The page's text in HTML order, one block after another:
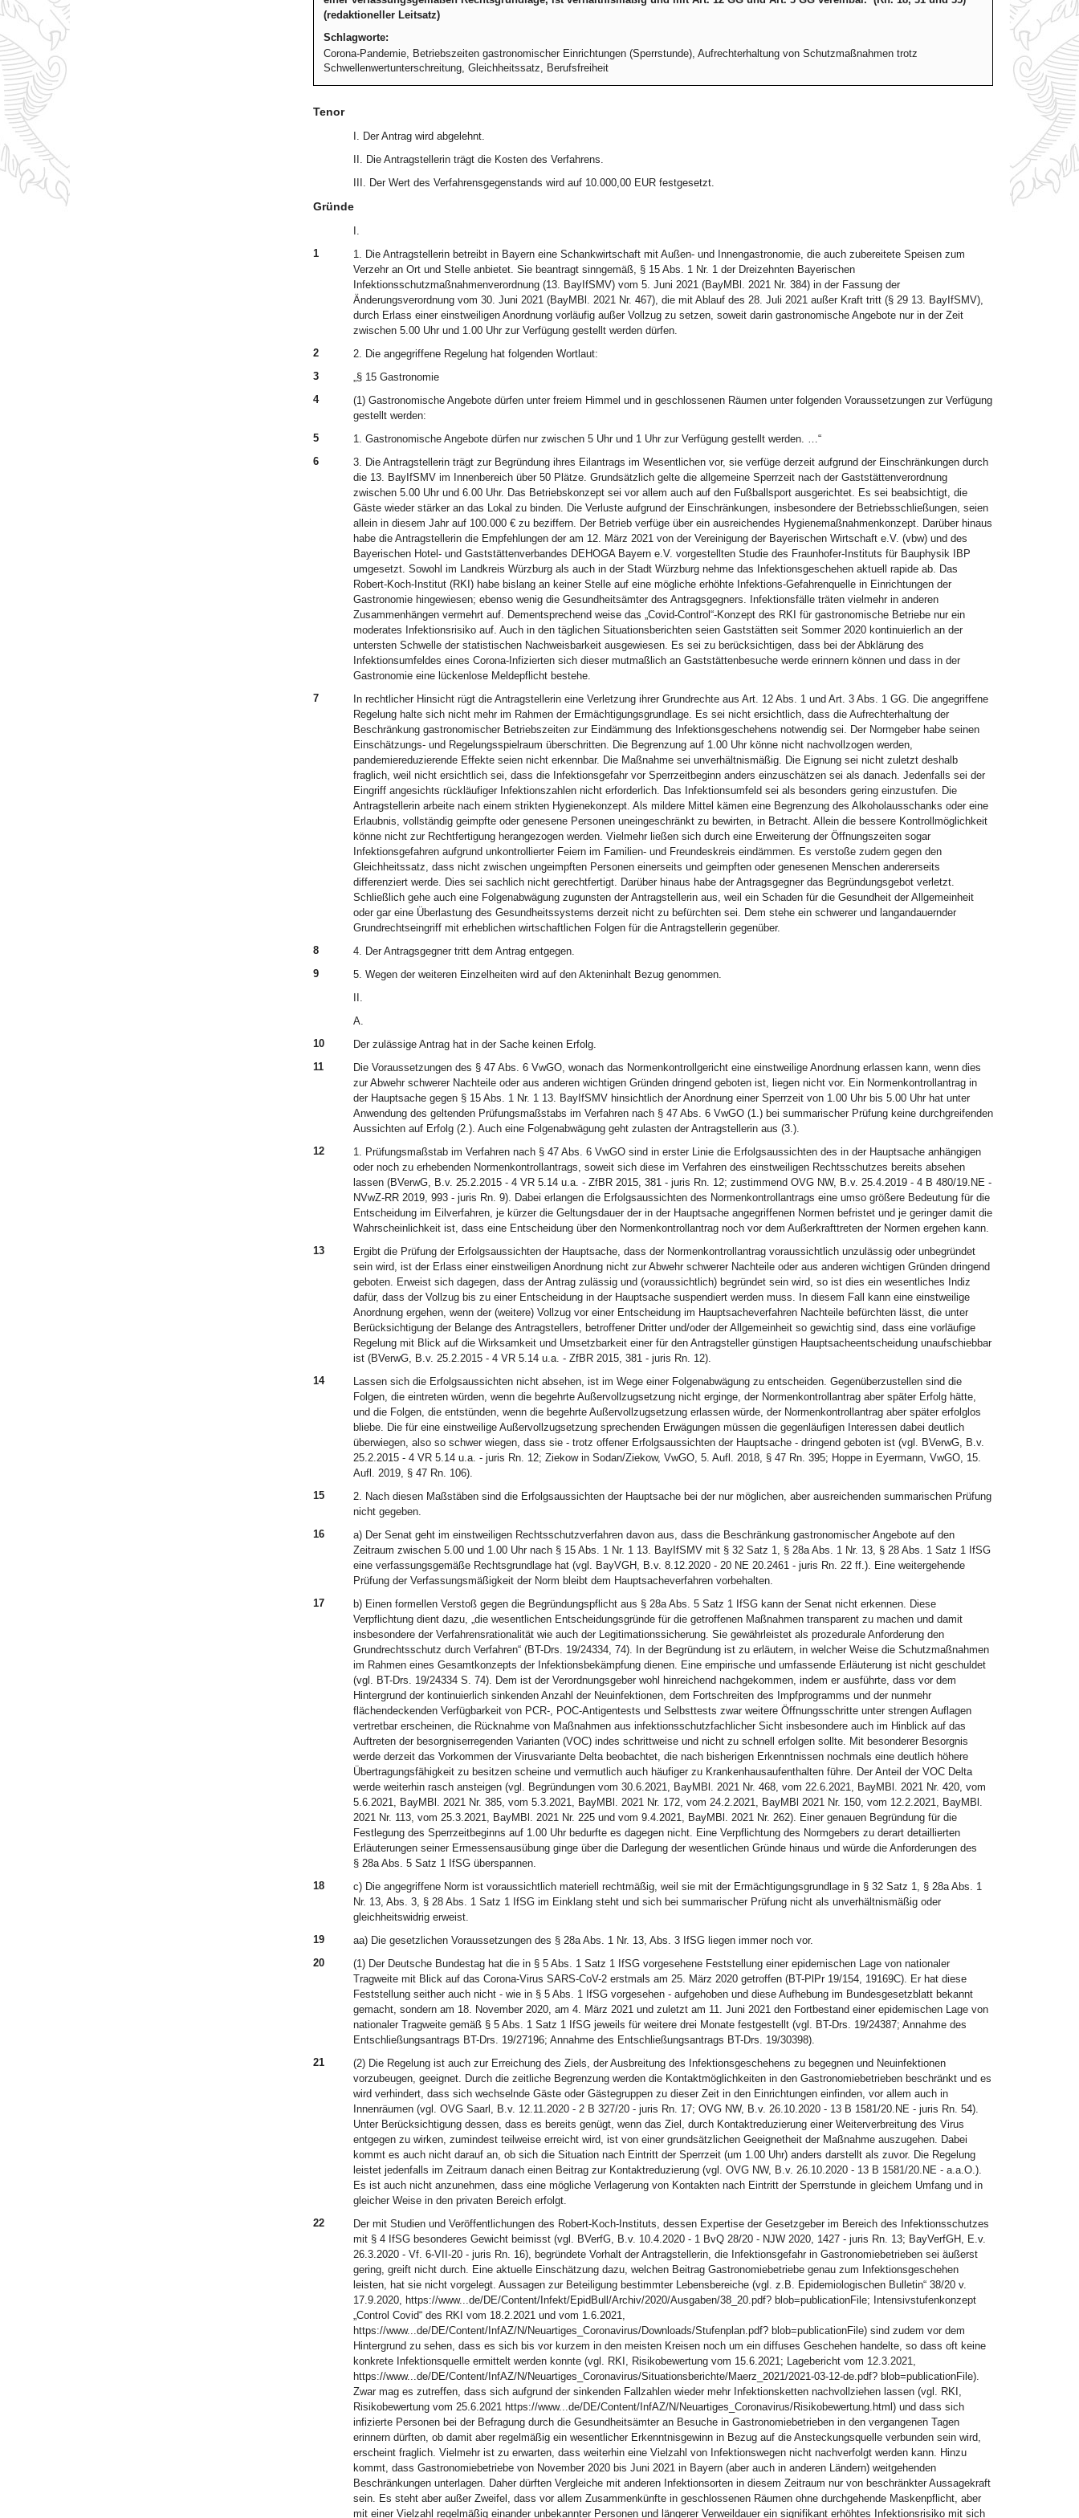
(redaktioneller Leitsatz)
Schlagworte:
Corona-Pandemie, Betriebszeiten gastronomischer Einrichtungen (Sperrstunde), Aufrechterhaltung von Schutzmaßnahmen trotz
Schwellenwertunterschreitung, Gleichheitssatz, Berufsfreiheit
Tenor
I. Der Antrag wird abgelehnt.
II. Die Antragstellerin trägt die Kosten des Verfahrens.
III. Der Wert des Verfahrensgegenstands wird auf 10.000,00 EUR festgesetzt.
Gründe
I.
1
1. Die Antragstellerin betreibt in Bayern eine Schankwirtschaft mit Außen- und Innengastronomie, die auch zubereitete Speisen zum
Verzehr an Ort und Stelle anbietet. Sie beantragt sinngemäß, § 15 Abs. 1 Nr. 1 der Dreizehnten Bayerischen
Infektionsschutzmaßnahmenverordnung (13. BayIfSMV) vom 5. Juni 2021 (BayMBl. 2021 Nr. 384) in der Fassung der
Änderungsverordnung vom 30. Juni 2021 (BayMBl. 2021 Nr. 467), die mit Ablauf des 28. Juli 2021 außer Kraft tritt (§ 29 13. BayIfSMV),
durch Erlass einer einstweiligen Anordnung vorläufig außer Vollzug zu setzen, soweit darin gastronomische Angebote nur in der Zeit
zwischen 5.00 Uhr und 1.00 Uhr zur Verfügung gestellt werden dürfen.
2
2. Die angegriffene Regelung hat folgenden Wortlaut:
3
„§ 15 Gastronomie
4
(1) Gastronomische Angebote dürfen unter freiem Himmel und in geschlossenen Räumen unter folgenden Voraussetzungen zur Verfügung
gestellt werden:
5
1. Gastronomische Angebote dürfen nur zwischen 5 Uhr und 1 Uhr zur Verfügung gestellt werden. …“
6
3. Die Antragstellerin trägt zur Begründung ihres Eilantrags im Wesentlichen vor, sie verfüge derzeit aufgrund der Einschränkungen durch
die 13. BayIfSMV im Innenbereich über 50 Plätze. Grundsätzlich gelte die allgemeine Sperrzeit nach der Gaststättenverordnung
zwischen 5.00 Uhr und 6.00 Uhr. Das Betriebskonzept sei vor allem auch auf den Fußballsport ausgerichtet. Es sei beabsichtigt, die
Gäste wieder stärker an das Lokal zu binden. Die Verluste aufgrund der Einschränkungen, insbesondere der Betriebsschließungen, seien
allein in diesem Jahr auf 100.000 € zu beziffern. Der Betrieb verfüge über ein ausreichendes Hygienemaßnahmenkonzept. Darüber hinaus
habe die Antragstellerin die Empfehlungen der am 12. März 2021 von der Vereinigung der Bayerischen Wirtschaft e.V. (vbw) und des
Bayerischen Hotel- und Gaststättenverbandes DEHOGA Bayern e.V. vorgestellten Studie des Fraunhofer-Instituts für Bauphysik IBP
umgesetzt. Sowohl im Landkreis Würzburg als auch in der Stadt Würzburg nehme das Infektionsgeschehen aktuell rapide ab. Das
Robert-Koch-Institut (RKI) habe bislang an keiner Stelle auf eine mögliche erhöhte Infektions-Gefahrenquelle in Einrichtungen der
Gastronomie hingewiesen; ebenso wenig die Gesundheitsämter des Antragsgegners. Infektionsfälle träten vielmehr in anderen
Zusammenhängen vermehrt auf. Dementsprechend weise das „Covid-Control“-Konzept des RKI für gastronomische Betriebe nur ein
moderates Infektionsrisiko auf. Auch in den täglichen Situationsberichten seien Gaststätten seit Sommer 2020 kontinuierlich an der
untersten Schwelle der statistischen Nachweisbarkeit ausgewiesen. Es sei zu berücksichtigen, dass bei der Abklärung des
Infektionsumfeldes eines Corona-Infizierten sich dieser mutmaßlich an Gaststättenbesuche werde erinnern können und dass in der
Gastronomie eine lückenlose Meldepflicht bestehe.
7
In rechtlicher Hinsicht rügt die Antragstellerin eine Verletzung ihrer Grundrechte aus Art. 12 Abs. 1 und Art. 3 Abs. 1 GG. Die angegriffene
Regelung halte sich nicht mehr im Rahmen der Ermächtigungsgrundlage. Es sei nicht ersichtlich, dass die Aufrechterhaltung der
Beschränkung gastronomischer Betriebszeiten zur Eindämmung des Infektionsgeschehens notwendig sei. Der Normgeber habe seinen
Einschätzungs- und Regelungsspielraum überschritten. Die Begrenzung auf 1.00 Uhr könne nicht nachvollzogen werden,
pandemiereduzierende Effekte seien nicht erkennbar. Die Maßnahme sei unverhältnismäßig. Die Eignung sei nicht zuletzt deshalb
fraglich, weil nicht ersichtlich sei, dass die Infektionsgefahr vor Sperrzeitbeginn anders einzuschätzen sei als danach. Jedenfalls sei der
Eingriff angesichts rückläufiger Infektionszahlen nicht erforderlich. Das Infektionsumfeld sei als besonders gering einzustufen. Die
Antragstellerin arbeite nach einem strikten Hygienekonzept. Als mildere Mittel kämen eine Begrenzung des Alkoholausschanks oder eine
Erlaubnis, vollständig geimpfte oder genesene Personen uneingeschränkt zu bewirten, in Betracht. Allein die bessere Kontrollmöglichkeit
könne nicht zur Rechtfertigung herangezogen werden. Vielmehr ließen sich durch eine Erweiterung der Öffnungszeiten sogar
Infektionsgefahren aufgrund unkontrollierter Feiern im Familien- und Freundeskreis eindämmen. Es verstoße zudem gegen den
Gleichheitssatz, dass nicht zwischen ungeimpften Personen einerseits und geimpften oder genesenen Menschen andererseits
differenziert werde. Dies sei sachlich nicht gerechtfertigt. Darüber hinaus habe der Antragsgegner das Begründungsgebot verletzt.
Schließlich gehe auch eine Folgenabwägung zugunsten der Antragstellerin aus, weil ein Schaden für die Gesundheit der Allgemeinheit
oder gar eine Überlastung des Gesundheitssystems derzeit nicht zu befürchten sei. Dem stehe ein schwerer und langandauernder
Grundrechtseingriff mit erheblichen wirtschaftlichen Folgen für die Antragstellerin gegenüber.
8
4. Der Antragsgegner tritt dem Antrag entgegen.
9
5. Wegen der weiteren Einzelheiten wird auf den Akteninhalt Bezug genommen.
II.
A.
10
Der zulässige Antrag hat in der Sache keinen Erfolg.
11
Die Voraussetzungen des § 47 Abs. 6 VwGO, wonach das Normenkontrollgericht eine einstweilige Anordnung erlassen kann, wenn dies
zur Abwehr schwerer Nachteile oder aus anderen wichtigen Gründen dringend geboten ist, liegen nicht vor. Ein Normenkontrollantrag in
der Hauptsache gegen § 15 Abs. 1 Nr. 1 13. BayIfSMV hinsichtlich der Anordnung einer Sperrzeit von 1.00 Uhr bis 5.00 Uhr hat unter
Anwendung des geltenden Prüfungsmaßstabs im Verfahren nach § 47 Abs. 6 VwGO (1.) bei summarischer Prüfung keine durchgreifenden
Aussichten auf Erfolg (2.). Auch eine Folgenabwägung geht zulasten der Antragstellerin aus (3.).
12
1. Prüfungsmaßstab im Verfahren nach § 47 Abs. 6 VwGO sind in erster Linie die Erfolgsaussichten des in der Hauptsache anhängigen
oder noch zu erhebenden Normenkontrollantrags, soweit sich diese im Verfahren des einstweiligen Rechtsschutzes bereits absehen
lassen (BVerwG, B.v. 25.2.2015 - 4 VR 5.14 u.a. - ZfBR 2015, 381 - juris Rn. 12; zustimmend OVG NW, B.v. 25.4.2019 - 4 B 480/19.NE -
NVwZ-RR 2019, 993 - juris Rn. 9). Dabei erlangen die Erfolgsaussichten des Normenkontrollantrags eine umso größere Bedeutung für die
Entscheidung im Eilverfahren, je kürzer die Geltungsdauer der in der Hauptsache angegriffenen Normen befristet und je geringer damit die
Wahrscheinlichkeit ist, dass eine Entscheidung über den Normenkontrollantrag noch vor dem Außerkrafttreten der Normen ergehen kann.
13
Ergibt die Prüfung der Erfolgsaussichten der Hauptsache, dass der Normenkontrollantrag voraussichtlich unzulässig oder unbegründet
sein wird, ist der Erlass einer einstweiligen Anordnung nicht zur Abwehr schwerer Nachteile oder aus anderen wichtigen Gründen dringend
geboten. Erweist sich dagegen, dass der Antrag zulässig und (voraussichtlich) begründet sein wird, so ist dies ein wesentliches Indiz
dafür, dass der Vollzug bis zu einer Entscheidung in der Hauptsache suspendiert werden muss. In diesem Fall kann eine einstweilige
Anordnung ergehen, wenn der (weitere) Vollzug vor einer Entscheidung im Hauptsacheverfahren Nachteile befürchten lässt, die unter
Berücksichtigung der Belange des Antragstellers, betroffener Dritter und/oder der Allgemeinheit so gewichtig sind, dass eine vorläufige
Regelung mit Blick auf die Wirksamkeit und Umsetzbarkeit einer für den Antragsteller günstigen Hauptsacheentscheidung unaufschiebbar
ist (BVerwG, B.v. 25.2.2015 - 4 VR 5.14 u.a. - ZfBR 2015, 381 - juris Rn. 12).
14
Lassen sich die Erfolgsaussichten nicht absehen, ist im Wege einer Folgenabwägung zu entscheiden. Gegenüberzustellen sind die
Folgen, die eintreten würden, wenn die begehrte Außervollzugsetzung nicht erginge, der Normenkontrollantrag aber später Erfolg hätte,
und die Folgen, die entstünden, wenn die begehrte Außervollzugsetzung erlassen würde, der Normenkontrollantrag aber später erfolglos
bliebe. Die für eine einstweilige Außervollzugsetzung sprechenden Erwägungen müssen die gegenläufigen Interessen dabei deutlich
überwiegen, also so schwer wiegen, dass sie - trotz offener Erfolgsaussichten der Hauptsache - dringend geboten ist (vgl. BVerwG, B.v.
25.2.2015 - 4 VR 5.14 u.a. - juris Rn. 12; Ziekow in Sodan/Ziekow, VwGO, 5. Aufl. 2018, § 47 Rn. 395; Hoppe in Eyermann, VwGO, 15.
Aufl. 2019, § 47 Rn. 106).
15
2. Nach diesen Maßstäben sind die Erfolgsaussichten der Hauptsache bei der nur möglichen, aber ausreichenden summarischen Prüfung
nicht gegeben.
16
a) Der Senat geht im einstweiligen Rechtsschutzverfahren davon aus, dass die Beschränkung gastronomischer Angebote auf den
Zeitraum zwischen 5.00 und 1.00 Uhr nach § 15 Abs. 1 Nr. 1 13. BayIfSMV mit § 32 Satz 1, § 28a Abs. 1 Nr. 13, § 28 Abs. 1 Satz 1 IfSG
eine verfassungsgemäße Rechtsgrundlage hat (vgl. BayVGH, B.v. 8.12.2020 - 20 NE 20.2461 - juris Rn. 22 ff.). Eine weitergehende
Prüfung der Verfassungsmäßigkeit der Norm bleibt dem Hauptsacheverfahren vorbehalten.
17
b) Einen formellen Verstoß gegen die Begründungspflicht aus § 28a Abs. 5 Satz 1 IfSG kann der Senat nicht erkennen. Diese
Verpflichtung dient dazu, „die wesentlichen Entscheidungsgründe für die getroffenen Maßnahmen transparent zu machen und damit
insbesondere der Verfahrensrationalität wie auch der Legitimationssicherung. Sie gewährleistet als prozedurale Anforderung den
Grundrechtsschutz durch Verfahren“ (BT-Drs. 19/24334, 74). In der Begründung ist zu erläutern, in welcher Weise die Schutzmaßnahmen
im Rahmen eines Gesamtkonzepts der Infektionsbekämpfung dienen. Eine empirische und umfassende Erläuterung ist nicht geschuldet
(vgl. BT-Drs. 19/24334 S. 74). Dem ist der Verordnungsgeber wohl hinreichend nachgekommen, indem er ausführte, dass vor dem
Hintergrund der kontinuierlich sinkenden Anzahl der Neuinfektionen, dem Fortschreiten des Impfprogramms und der nunmehr
flächendeckenden Verfügbarkeit von PCR-, POC-Antigentests und Selbsttests zwar weitere Öffnungsschritte unter strengen Auflagen
vertretbar erscheinen, die Rücknahme von Maßnahmen aus infektionsschutzfachlicher Sicht insbesondere auch im Hinblick auf das
Auftreten der besorgniserregenden Varianten (VOC) indes schrittweise und nicht zu schnell erfolgen sollte. Mit besonderer Besorgnis
werde derzeit das Vorkommen der Virusvariante Delta beobachtet, die nach bisherigen Erkenntnissen nochmals eine deutlich höhere
Übertragungsfähigkeit zu besitzen scheine und vermutlich auch häufiger zu Krankenhausaufenthalten führe. Der Anteil der VOC Delta
werde weiterhin rasch ansteigen (vgl. Begründungen vom 30.6.2021, BayMBl. 2021 Nr. 468, vom 22.6.2021, BayMBl. 2021 Nr. 420, vom
5.6.2021, BayMBl. 2021 Nr. 385, vom 5.3.2021, BayMBl. 2021 Nr. 172, vom 24.2.2021, BayMBl 2021 Nr. 150, vom 12.2.2021, BayMBl.
2021 Nr. 113, vom 25.3.2021, BayMBl. 2021 Nr. 225 und vom 9.4.2021, BayMBl. 2021 Nr. 262). Einer genauen Begründung für die
Festlegung des Sperrzeitbeginns auf 1.00 Uhr bedurfte es dagegen nicht. Eine Verpflichtung des Normgebers zu derart detaillierten
Erläuterungen seiner Ermessensausübung ginge über die Darlegung der wesentlichen Gründe hinaus und würde die Anforderungen des
§ 28a Abs. 5 Satz 1 IfSG überspannen.
18
c) Die angegriffene Norm ist voraussichtlich materiell rechtmäßig, weil sie mit der Ermächtigungsgrundlage in § 32 Satz 1, § 28a Abs. 1
Nr. 13, Abs. 3, § 28 Abs. 1 Satz 1 IfSG im Einklang steht und sich bei summarischer Prüfung nicht als unverhältnismäßig oder
gleichheitswidrig erweist.
19
aa) Die gesetzlichen Voraussetzungen des § 28a Abs. 1 Nr. 13, Abs. 3 IfSG liegen immer noch vor.
20
(1) Der Deutsche Bundestag hat die in § 5 Abs. 1 Satz 1 IfSG vorgesehene Feststellung einer epidemischen Lage von nationaler
Tragweite mit Blick auf das Corona-Virus SARS-CoV-2 erstmals am 25. März 2020 getroffen (BT-PlPr 19/154, 19169C). Er hat diese
Feststellung seither auch nicht - wie in § 5 Abs. 1 IfSG vorgesehen - aufgehoben und diese Aufhebung im Bundesgesetzblatt bekannt
gemacht, sondern am 18. November 2020, am 4. März 2021 und zuletzt am 11. Juni 2021 den Fortbestand einer epidemischen Lage von
nationaler Tragweite gemäß § 5 Abs. 1 Satz 1 IfSG jeweils für weitere drei Monate festgestellt (vgl. BT-Drs. 19/24387; Annahme des
Entschließungsantrags BT-Drs. 19/27196; Annahme des Entschließungsantrags BT-Drs. 19/30398).
21
(2) Die Regelung ist auch zur Erreichung des Ziels, der Ausbreitung des Infektionsgeschehens zu begegnen und Neuinfektionen
vorzubeugen, geeignet. Durch die zeitliche Begrenzung werden die Kontaktmöglichkeiten in den Gastronomiebetrieben beschränkt und es
wird verhindert, dass sich wechselnde Gäste oder Gästegruppen zu dieser Zeit in den Einrichtungen einfinden, vor allem auch in
Innenräumen (vgl. OVG Saarl, B.v. 12.11.2020 - 2 B 327/20 - juris Rn. 17; OVG NW, B.v. 26.10.2020 - 13 B 1581/20.NE - juris Rn. 54).
Unter Berücksichtigung dessen, dass es bereits genügt, wenn das Ziel, durch Kontaktreduzierung einer Weiterverbreitung des Virus
entgegen zu wirken, zumindest teilweise erreicht wird, ist von einer grundsätzlichen Geeignetheit der Maßnahme auszugehen. Dabei
kommt es auch nicht darauf an, ob sich die Situation nach Eintritt der Sperrzeit (um 1.00 Uhr) anders darstellt als zuvor. Die Regelung
leistet jedenfalls im Zeitraum danach einen Beitrag zur Kontaktreduzierung (vgl. OVG NW, B.v. 26.10.2020 - 13 B 1581/20.NE - a.a.O.).
Es ist auch nicht anzunehmen, dass eine mögliche Verlagerung von Kontakten nach Eintritt der Sperrstunde in gleichem Umfang und in
gleicher Weise in den privaten Bereich erfolgt.
22
Der mit Studien und Veröffentlichungen des Robert-Koch-Instituts, dessen Expertise der Gesetzgeber im Bereich des Infektionsschutzes
mit § 4 IfSG besonderes Gewicht beimisst (vgl. BVerfG, B.v. 10.4.2020 - 1 BvQ 28/20 - NJW 2020, 1427 - juris Rn. 13; BayVerfGH, E.v.
26.3.2020 - Vf. 6-VII-20 - juris Rn. 16), begründete Vorhalt der Antragstellerin, die Infektionsgefahr in Gastronomiebetrieben sei äußerst
gering, greift nicht durch. Eine aktuelle Einschätzung dazu, welchen Beitrag Gastronomiebetriebe genau zum Infektionsgeschehen
leisten, hat sie nicht vorgelegt. Aussagen zur Beteiligung bestimmter Lebensbereiche (vgl. z.B. Epidemiologischen Bulletin“ 38/20 v.
17.9.2020, https://www...de/DE/Content/Infekt/EpidBull/Archiv/2020/Ausgaben/38_20.pdf? blob=publicationFile; Intensivstufenkonzept
„Control Covid“ des RKI vom 18.2.2021 und vom 1.6.2021,
https://www...de/DE/Content/InfAZ/N/Neuartiges_Coronavirus/Downloads/Stufenplan.pdf? blob=publicationFile) sind zudem vor dem
Hintergrund zu sehen, dass es sich bis vor kurzem in den meisten Kreisen noch um ein diffuses Geschehen handelte, so dass oft keine
konkrete Infektionsquelle ermittelt werden konnte (vgl. RKI, Risikobewertung vom 15.6.2021; Lagebericht vom 12.3.2021,
https://www...de/DE/Content/InfAZ/N/Neuartiges_Coronavirus/Situationsberichte/Maerz_2021/2021-03-12-de.pdf? blob=publicationFile).
Zwar mag es zutreffen, dass sich aufgrund der sinkenden Fallzahlen wieder mehr Infektionsketten nachvollziehen lassen (vgl. RKI,
Risikobewertung vom 25.6.2021 https://www...de/DE/Content/InfAZ/N/Neuartiges_Coronavirus/Risikobewertung.html) und dass sich
infizierte Personen bei der Befragung durch die Gesundheitsämter an Besuche in Gastronomiebetrieben in den vergangenen Tagen
erinnern dürften, ob damit aber regelmäßig ein wesentlicher Erkenntnisgewinn in Bezug auf die Ansteckungsquelle verbunden sein wird,
erscheint fraglich. Vielmehr ist zu erwarten, dass weiterhin eine Vielzahl von Infektionswegen nicht nachverfolgt werden kann. Hinzu
kommt, dass Gastronomiebetriebe von November 2020 bis Juni 2021 in Bayern (aber auch in anderen Ländern) weitgehenden
Beschränkungen unterlagen. Daher dürften Vergleiche mit anderen Infektionsorten in diesem Zeitraum nur von beschränkter Aussagekraft
sein. Es steht aber außer Zweifel, dass vor allem Zusammenkünfte in geschlossenen Räumen ohne durchgehende Maskenpflicht, aber
mit einer Vielzahl regelmäßig einander unbekannter Personen und längerer Verweildauer ein signifikant erhöhtes Infektionsrisiko mit sich